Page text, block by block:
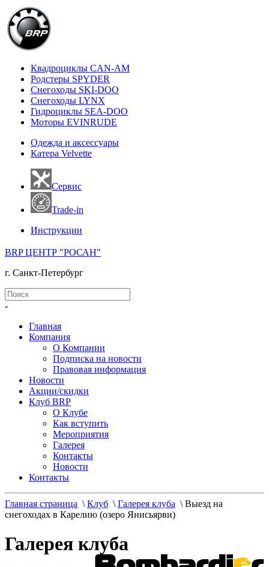
Квадроциклы CAN-AM
Родстеры SPYDER
Снегоходы SKI-DOO
Снегоходы LYNX
Гидроциклы SEA-DOO
Моторы EVINRUDE
Одежда и аксессуары
Катера Velvette
Сервис
Trade-in
Инструкции
BRP ЦЕНТР "РОСАН"
г. Санкт-Петербург
-
Главная
Компания
О Компании
Подписка на новости
Правовая информация
Новости
Акции/скидки
Клуб BRP
О Клубе
Как вступить
Мероприятия
Галерея
Контакты
Новости
Контакты
Главная страница \ Клуб \ Галерея клуба \ Выезд на
снегоходах в Карелию (озеро Янисьярви)
Галерея клуба